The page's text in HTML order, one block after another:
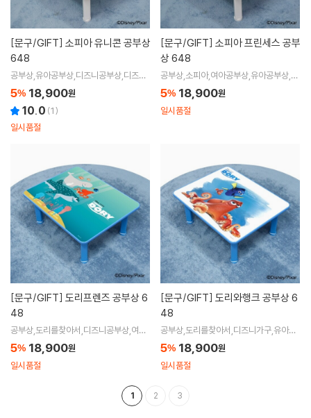
[문구/GIFT]
648
공부상,유아공부상,디즈니공부상,디즈니
가구,여아공부상,여아책상
5% 18,900원
10.0 (1)
일시품절
[문구/GIFT]
상 648
공부상,소피아,여아공부상,유아공부상,디
즈니책상,디즈니가구
5% 18,900원
일시품절
[문구/GIFT]
48
공부상,도리를찾아서,디즈니공부상,여아
공부상,남아공부상
5% 18,900원
일시품절
[문구/GIFT]
48
공부상,도리를찾아서,디즈니가구,유아공
부상,여아공부상,남아공부상
5% 18,900원
일시품절
1 2 3